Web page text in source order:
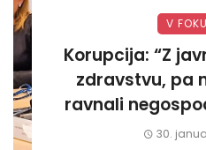
V
Korupcija: “Z
zdravstvu, pa
ravnali
za lastni žep.
30.